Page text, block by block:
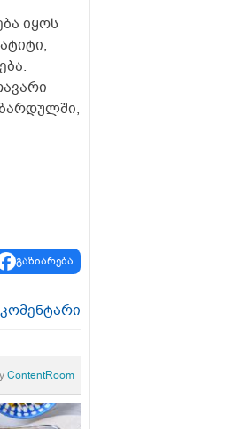
იყოს
გაზიარება
ContentRoom